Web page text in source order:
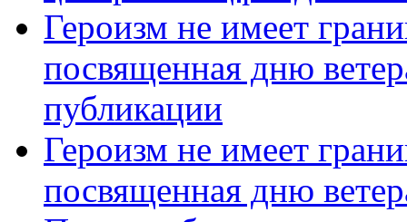
Героизм не имеет
посвященная дню
публикации
Героизм не имеет
посвященная дню